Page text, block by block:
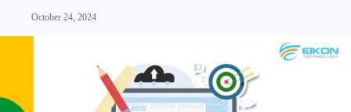
October 24, 2024